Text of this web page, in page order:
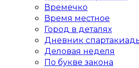
Времечко
Время местное
Город в деталях
Дневник
Деловая неделя
По букве закона